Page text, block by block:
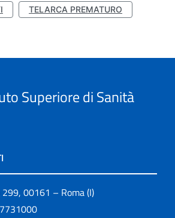
TELARCA PREMATURO
Superiore di Sanità
00161 – Roma (I)